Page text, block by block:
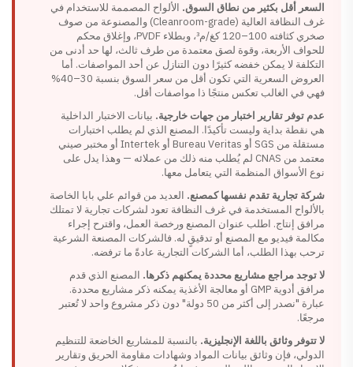
السعر أقل بكثير من نطاق السوق. الألواح المصممة للاستخدام في
غرف النظافة العالية (Cleanroom-grade) والمصنوعة من صوف
صخري كثافته 100–120 كغ/م³، وبطلاء PVDF، وإغلاق محكم
للحواف الأربعة، وقوة لصق معتمدة من طرف ثالث، لها حد أدنى من
التكلفة لا يمكن خفضه كثيرًا دون التنازل عن أحد المواصفات. أما
العروض السعرية التي تكون أقل من سعر السوق بنسبة 30–40%
فهي في الغالب تعكس منتجًا ذا مواصفات أقل.
عدم توفر تقارير اختبار من جهات خارجية. بيانات الاختبار الداخلية
هي نقطة بداية وليست تأكيدًا. المصنع الذي لم يطلب اختبارات
مستقلة من SGS أو Bureau Veritas أو Intertek أو مختبر صيني
معتمد من CNAS لم يُطلب منه ذلك من عملائه — وهذا يدل على
نوع الأسواق المنظمة التي يتعامل معها.
شركة تجارية تقدم نفسها كمصنع. العديد من قوائم علي بابا الخاصة
بالألواح المستخدمة في غرف النظافة تعود لشركات تجارية لا تمتلك
مرافق إنتاج. اطلب عنوان المصنع ورخصة العمل، واقترح إجراء
مكالمة فيديو مع المصنع أو تدقيقٍ له. فالشركات المصنعة الشرعية
ترحب بهذا الطلب، أما الشركات التجارية عادةً ما ترفضه.
لا توجد مراجع مشاريع محددة يمكنهم ذكرها. المصنع الذي قدم
مرافق أدوية GMP أو معالجة الأغذية يمكنه ذكر مشاريع محددة.
عبارة "نصدر إلى أكثر من 50 دولة" دون ذكر مشروع واحد لا تُعتبر
مرجعًا.
لا تتوفر وثائق باللغة الإنجليزية. بالنسبة للمشاريع الخاضعة للتنظيم
الدولي، فإن وثائق بيانات المواد وشهادات مقاومة الحريق وتقارير